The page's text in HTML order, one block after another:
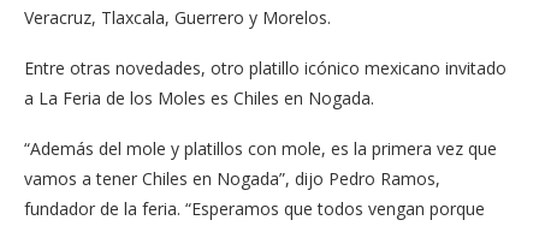
Veracruz, Tlaxcala, Guerrero y Morelos.
Entre otras novedades, otro platillo icónico mexicano invitado
a La Feria de los Moles es Chiles en Nogada.
“Además del mole y platillos con mole, es la primera vez que
vamos a tener Chiles en Nogada”, dijo Pedro Ramos,
fundador de la feria. “Esperamos que todos vengan porque